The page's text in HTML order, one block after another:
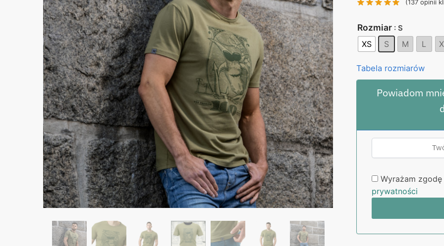
130,00 zł.
(137 opinii
Rozmiar : S
XS S M L
Tabela rozmiarów
Powiadom
Wyrażam zgodę
prywatności